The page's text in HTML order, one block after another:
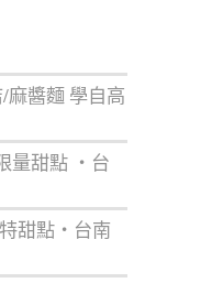
麻醬麵 學自高
量甜點 ‧台
甜點‧台南